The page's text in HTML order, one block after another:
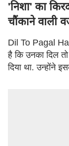
'निशा' का
चौंकाने वाली
Dil To Pagal
है कि उनका दिल
दिया था. उन्होंने